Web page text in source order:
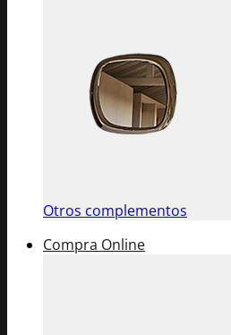
Otros complementos
Compra Online